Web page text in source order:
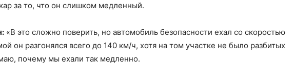
за то, что он слишком медленный.
«В это сложно поверить, но автомобиль безопасности ехал со скоростью
он разгонялся всего до 140 км/ч, хотя на том участке не было разбитых
почему мы ехали так медленно.